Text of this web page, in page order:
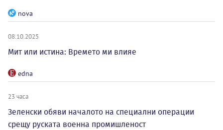
nova
08.10.2025
Мит или истина: Времето ми влияе
edna
23 часа
Зеленски обяви началото на специални операции
срещу руската военна промишленост